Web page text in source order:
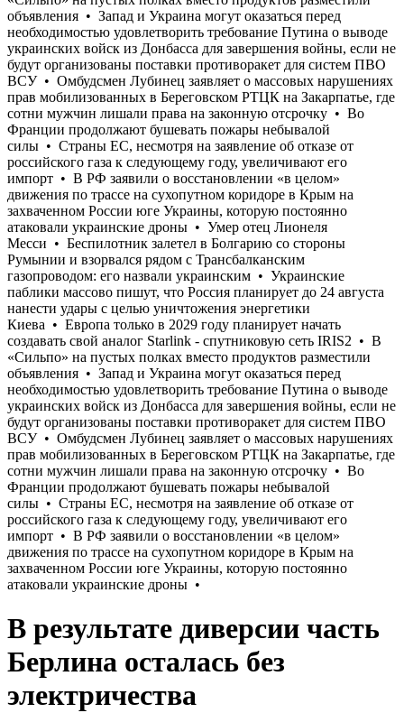
В результате диверсии часть
Берлина осталась без
электричества